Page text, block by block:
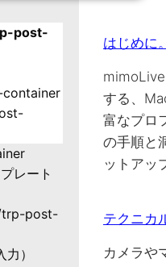
post-
container
レート
trp-post-
）
はじめに。
する、
富なプロ
の手順と
ットアッ
テクニカ
カメラや